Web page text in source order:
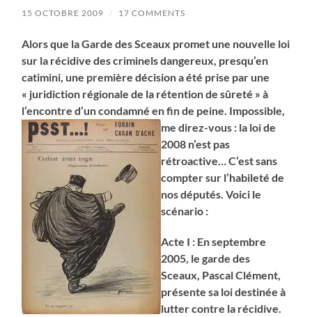
15 OCTOBRE 2009 / 17 COMMENTS
Alors que la Garde des Sceaux promet une nouvelle loi
sur la récidive des criminels dangereux, presqu’en
catimini, une première décision a été prise par une
« juridiction régionale de la rétention de sûreté » à
l’encontre d’un condamné en fin de peine. Impossible,
me direz-vous : la loi de
2008 n’est pas
rétroactive… C’est sans
compter sur l’habileté de
nos députés. Voici le
scénario :
Acte I : En septembre
2005, le garde des
Sceaux, Pascal Clément,
présente sa loi destinée à
lutter contre la récidive.